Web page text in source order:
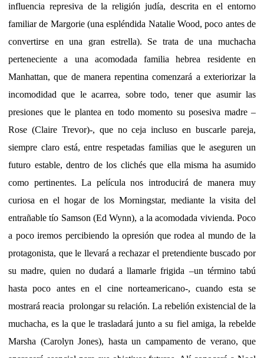
influencia represiva de la religión judía, descrita en el entorno
familiar de Margorie (una espléndida Natalie Wood, poco antes de
convertirse en una gran estrella). Se trata de una muchacha
perteneciente a una acomodada familia hebrea residente en
Manhattan, que de manera repentina comenzará a exteriorizar la
incomodidad que le acarrea, sobre todo, tener que asumir las
presiones que le plantea en todo momento su posesiva madre –
Rose (Claire Trevor)-, que no ceja incluso en buscarle pareja,
siempre claro está, entre respetadas familias que le aseguren un
futuro estable, dentro de los clichés que ella misma ha asumido
como pertinentes. La película nos introducirá de manera muy
curiosa en el hogar de los Morningstar, mediante la visita del
entrañable tío Samson (Ed Wynn), a la acomodada vivienda. Poco
a poco iremos percibiendo la opresión que rodea al mundo de la
protagonista, que le llevará a rechazar el pretendiente buscado por
su madre, quien no dudará a llamarle frigida –un término tabú
hasta poco antes en el cine norteamericano-, cuando esta se
mostrará reacia prolongar su relación. La rebelión existencial de la
muchacha, es la que le trasladará junto a su fiel amiga, la rebelde
Marsha (Carolyn Jones), hasta un campamento de verano, que